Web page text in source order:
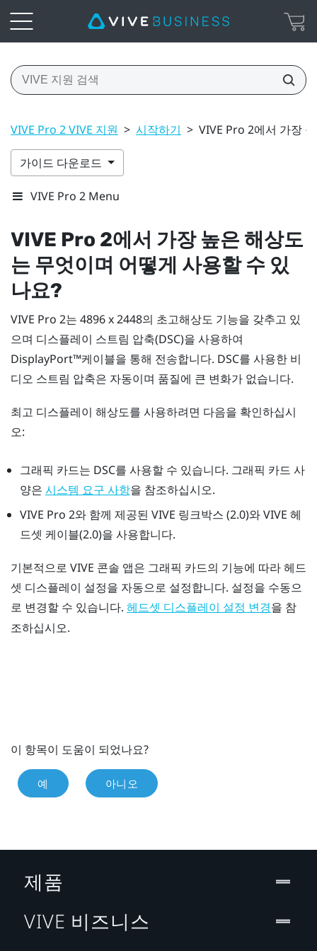
VIVE Pro 2 VIVE 지원 > 시작하기 > VIVE Pro 2에서 가장
가이드 다운로드
VIVE Pro 2 Menu
VIVE Pro 2에서 가장 높은 해상도
는 무엇이며 어떻게 사용할 수 있
나요?
VIVE Pro 2는 4896 x 2448의 초고해상도 기능을 갖추고 있
으며 디스플레이 스트림 압축(DSC)을 사용하여
DisplayPort™케이블을 통해 전송합니다. DSC를 사용한 비
디오 스트림 압축은 자동이며 품질에 큰 변화가 없습니다.
최고 디스플레이 해상도를 사용하려면 다음을 확인하십시
오:
그래픽 카드는 DSC를 사용할 수 있습니다. 그래픽 카드 사
양은 시스템 요구 사항을 참조하십시오.
VIVE Pro 2와 함께 제공된 VIVE 링크박스 (2.0)와VIVE 헤
드셋 케이블(2.0)을 사용합니다.
기본적으로 VIVE 콘솔 앱은 그래픽 카드의 기능에 따라 헤드
셋 디스플레이 설정을 자동으로 설정합니다. 설정을 수동으
로 변경할 수 있습니다. 헤드셋 디스플레이 설정 변경을 참
조하십시오.
이 항목이 도움이 되었나요?
예 아니오
제품
VIVE 비즈니스